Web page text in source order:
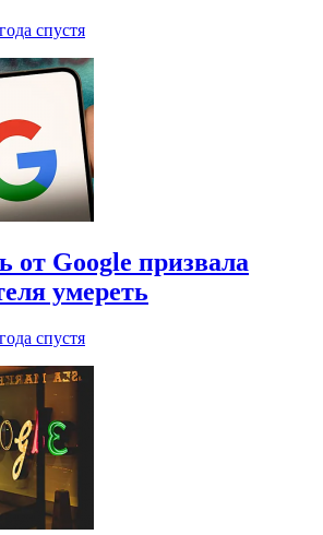
спустя
от Google призвала
умереть
спустя